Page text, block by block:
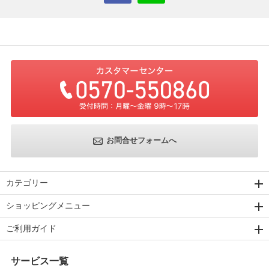
お問合せフォームへ
カテゴリー
ショッピングメニュー
ご利用ガイド
サービス一覧